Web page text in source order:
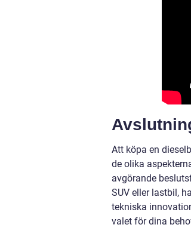
Att köpa en
de olika
avgörande
SUV eller lastbil,
tekniska
valet för dina